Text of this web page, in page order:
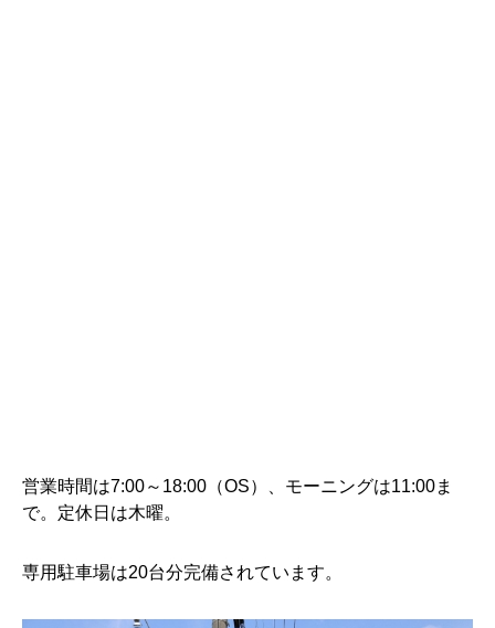
営業時間は7:00～18:00（OS）、モーニングは11:00ま
で。定休日は木曜。
専用駐車場は20台分完備されています。